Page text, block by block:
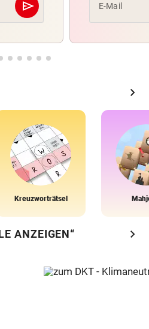
send
Abschicken E-Mail
chevron_right
Kreuzworträtsel
ANZEIGEN“ chevron_right